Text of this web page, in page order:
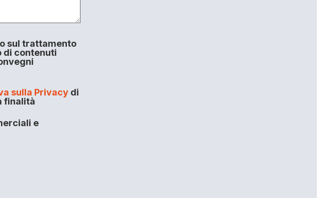
sul trattamento
di contenuti
sulla Privacydi
finalità
e